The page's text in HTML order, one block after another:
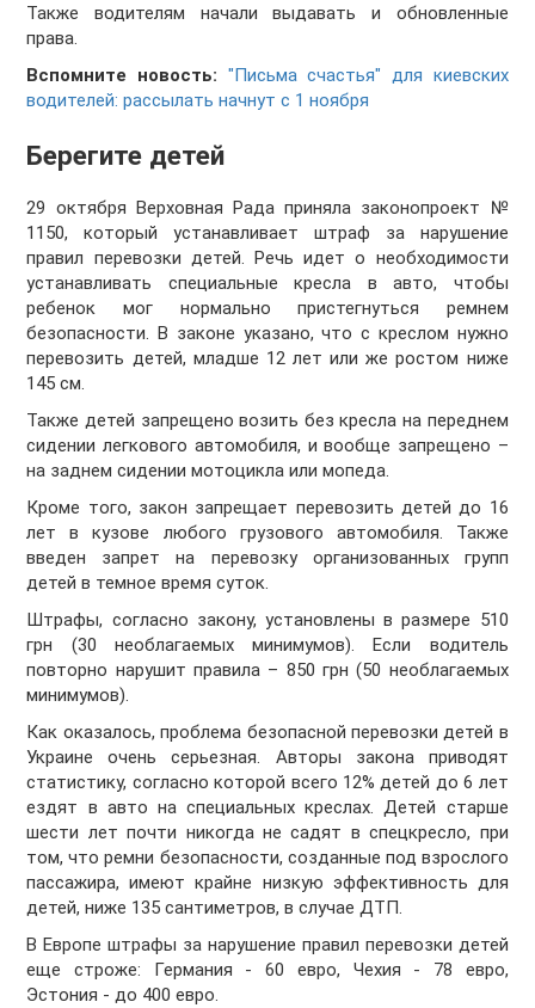
Также водителям начали выдавать и обновленные
права.
Вспомните новость: "Письма счастья" для киевских
водителей: рассылать начнут с 1 ноября
Берегите детей
29 октября Верховная Рада приняла законопроект №
1150, который устанавливает штраф за нарушение
правил перевозки детей. Речь идет о необходимости
устанавливать специальные кресла в авто, чтобы
ребенок мог нормально пристегнуться ремнем
безопасности. В законе указано, что с креслом нужно
перевозить детей, младше 12 лет или же ростом ниже
145 см.
Также детей запрещено возить без кресла на переднем
сидении легкового автомобиля, и вообще запрещено –
на заднем сидении мотоцикла или мопеда.
Кроме того, закон запрещает перевозить детей до 16
лет в кузове любого грузового автомобиля. Также
введен запрет на перевозку организованных групп
детей в темное время суток.
Штрафы, согласно закону, установлены в размере 510
грн (30 необлагаемых минимумов). Если водитель
повторно нарушит правила – 850 грн (50 необлагаемых
минимумов).
Как оказалось, проблема безопасной перевозки детей в
Украине очень серьезная. Авторы закона приводят
статистику, согласно которой всего 12% детей до 6 лет
ездят в авто на специальных креслах. Детей старше
шести лет почти никогда не садят в спецкресло, при
том, что ремни безопасности, созданные под взрослого
пассажира, имеют крайне низкую эффективность для
детей, ниже 135 сантиметров, в случае ДТП.
В Европе штрафы за нарушение правил перевозки детей
еще строже: Германия - 60 евро, Чехия - 78 евро,
Эстония - до 400 евро.